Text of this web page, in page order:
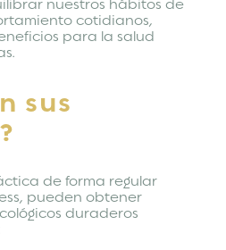
nuestros hábitos de
cotidianos,
para la salud
sus
de forma regular
pueden obtener
duraderos